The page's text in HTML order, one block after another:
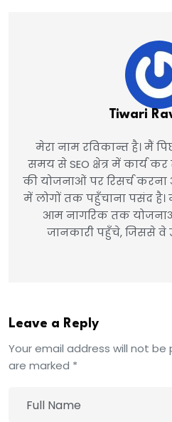
Tiwari
मेरा नाम रविकान्त है। मैं
समय से SEO क्षेत्र में कार्य
की योजनाओं पर रिसर्च करना
में लोगों तक पहुँचाना पसंद है।
आम नागरिक तक
जानकारी पहुँचे, जिससे वे
Leave a Reply
Your email address will not be
are marked *